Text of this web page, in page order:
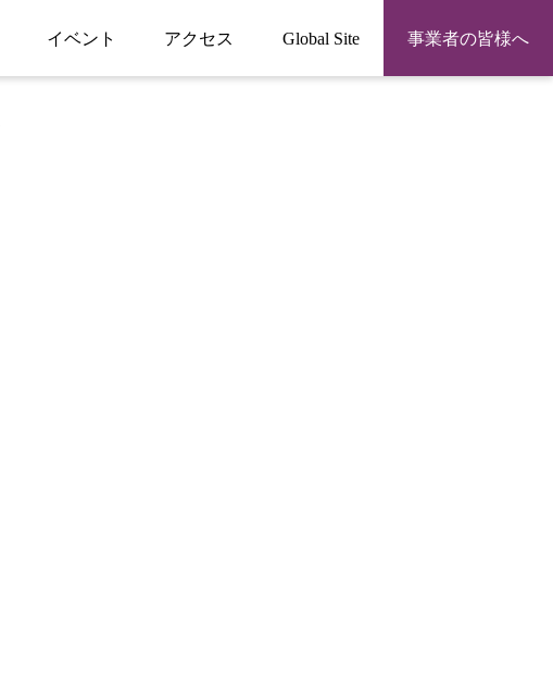
イベント アクセス Global Site 事業者の皆様へ